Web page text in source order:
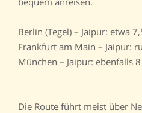
Berlin (Tegel) – Jaipur: etwa
Frankfurt am Main – Jaipur:
München – Jaipur: ebenfalls
Die Route führt meist über